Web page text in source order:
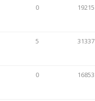
0 19215
5 31337
0 16853